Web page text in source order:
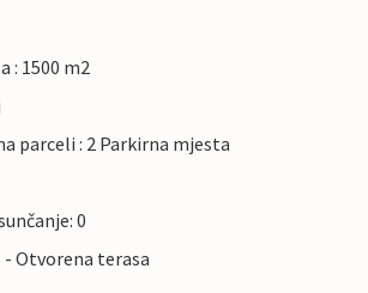
: 1500 m2
parceli : 2 Parkirna mjesta
0
Otvorena terasa